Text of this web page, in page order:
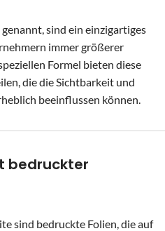
sind ein einzigartiges
immer größerer
Formel bieten diese
die die Sichtbarkeit und
beeinflussen können.
bedruckter
sind bedruckte Folien, die auf